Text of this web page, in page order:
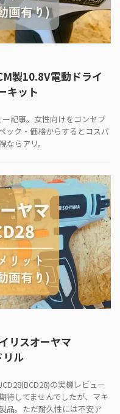
製10.8V電動ドライ
キット
記事。女性向けをコンセプ
ック・価格からするとコスパ
らアリ。
リスオーヤマ
リル
の実機レビュー
待してませんでしたが、マキ
品。ただ耐久性には不安ア